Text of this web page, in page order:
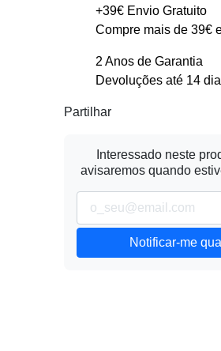
+39€ Envio Gratuito
Compre mais de 39€
2 Anos de Garantia
Devoluções até 14
Partilhar
Interessado neste
avisaremos quando
Notificar-me